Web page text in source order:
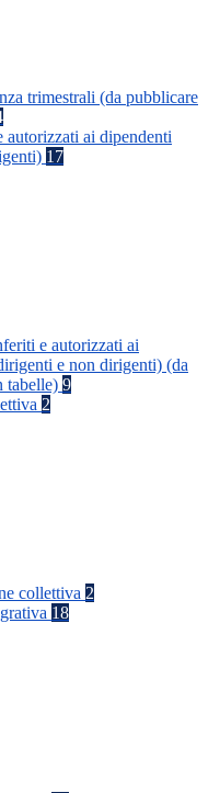
trimestrali (da pubblicare
ai dipendenti
17
e autorizzati ai
e non dirigenti) (da
tabelle) 9
2
collettiva 2
18